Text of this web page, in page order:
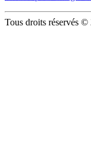
Tous droits réservés ©